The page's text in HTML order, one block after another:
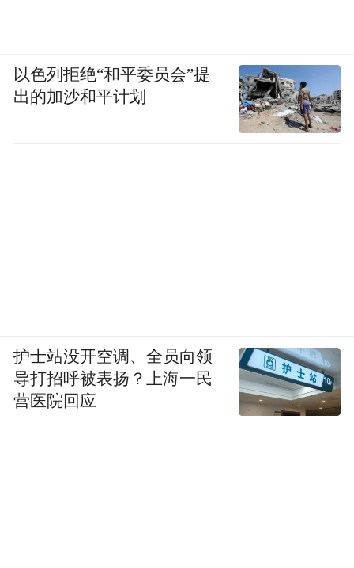
以色列拒绝“和平委员会”提
出的加沙和平计划
护士站没开空调、全员向领
导打招呼被表扬？上海一民
营医院回应